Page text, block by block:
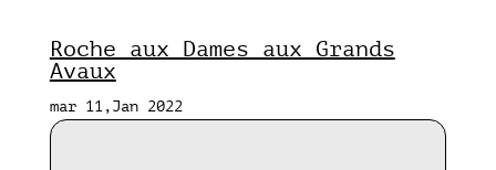
Roche aux Dames aux Grands
Avaux
mar 11,Jan 2022